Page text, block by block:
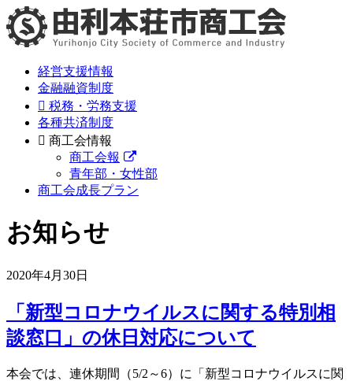
経営支援情報
金融融資制度
税務・労務支援
各種共済制度
商工会情報
商工会報
青年部・女性部
商工会成長プラン
お知らせ
2020年4月30日
「新型コロナウイルスに関する特別相
談窓口」の休日対応について
本会では、連休期間（5/2～6）に「新型コロナウイルスに関